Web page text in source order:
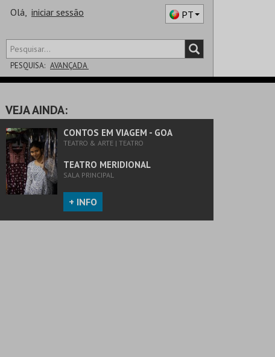
Olá, iniciar sessão PT
PESQUISA: AVANÇADA
SALA
VEJA AINDA:
CONTOS EM VIAGEM - GOA
TEATRO & ARTE | TEATRO
TEATRO MERIDIONAL
SALA PRINCIPAL
+ INFO